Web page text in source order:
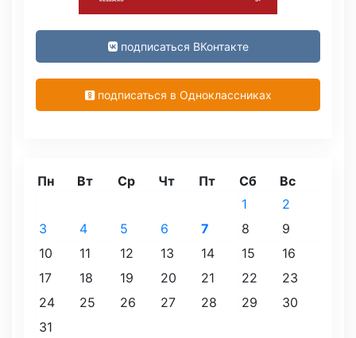
подписаться ВКонтакте
подписаться в Одноклассниках
Пн Вт Ср Чт Пт Сб Вс
1
2
3
4 5 6 7 8
9
10
11 12 13 14 15
16
17
18 19 20 21 22
23
24
25 26 27 28 29
30
31